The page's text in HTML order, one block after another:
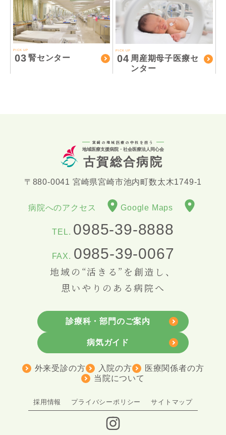
PICK UP
03 腎センター
PICK UP
04 周産期母子医療セ
ンター
宮崎の地域医療の中核を担う
地域医療支援病院・社会医療法人同心会
古賀総合病院
〒880-0041 宮崎県宮崎市池内町数太木1749-1
病院へのアクセス Google Maps
TEL. 0985-39-8888
FAX. 0985-39-0067
地域の“活きる”を創造し、
思いやりのある病院へ
診療科・部門のご案内
病気ガイド
外来受診の方 入院の方
医療関係者の方
当院について
採用情報 プライバシーポリシー サイトマップ